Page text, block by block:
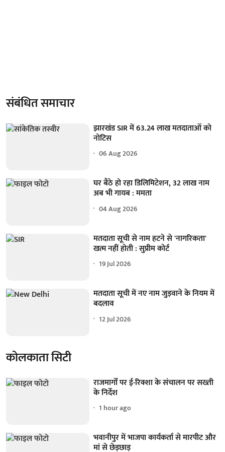
संबंधित समाचार
झारखंड SIR में 63.24 लाख मतदाताओं को
नोटिस
06 Aug 2026
घर बैठे हो रहा डिलिमिटेशन, 32 लाख नाम
अब भी गायब : ममता
04 Aug 2026
मतदाता सूची से नाम हटने से 'नागरिकता'
खत्म नहीं होती : सुप्रीम कोर्ट
19 Jul 2026
मतदाता सूची में नए नाम जुड़वाने के नियम में
बदलाव
12 Jul 2026
कोलकाता सिटी
राजमार्गों पर ई-रिक्शा के संचालन पर सख्ती
के निर्देश
1 hour ago
भवानीपुर में भाजपा कार्यकर्ता से मारपीट और
मां से छेड़छाड़